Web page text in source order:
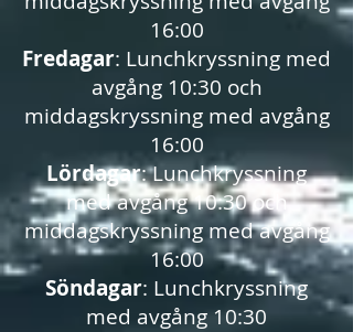
16:00
Fredagar: Lunchkryssning med
avgång 10:30 och
middagskryssning med avgång
16:00
Lördagar: Lunchkryssning
med avgång 10:30 och
middagskryssning med avgång
16:00
Söndagar: Lunchkryssning
med avgång 10:30